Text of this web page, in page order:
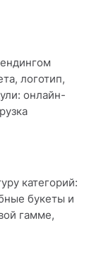
логотип,
онлайн-
категорий:
букеты и
гамме,